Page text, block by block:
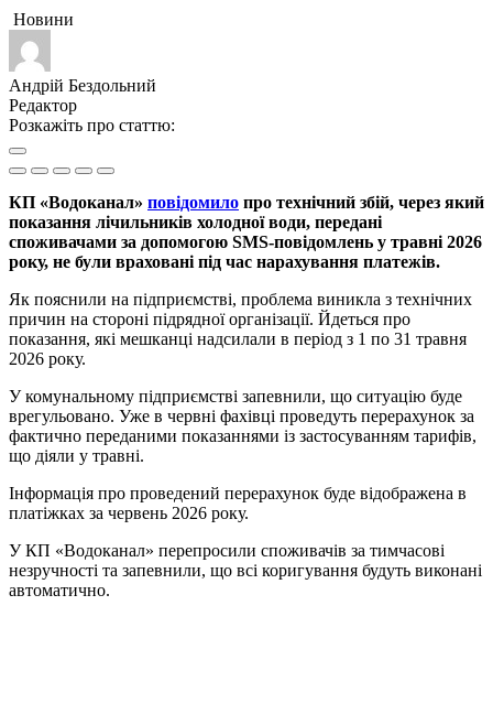
Новини
Андрій Бездольний
Редактор
Розкажіть про статтю:
КП «Водоканал» повідомило про технічний збій, через який
показання лічильників холодної води, передані
споживачами за допомогою SMS-повідомлень у травні 2026
року, не були враховані під час нарахування платежів.
Як пояснили на підприємстві, проблема виникла з технічних
причин на стороні підрядної організації. Йдеться про
показання, які мешканці надсилали в період з 1 по 31 травня
2026 року.
У комунальному підприємстві запевнили, що ситуацію буде
врегульовано. Уже в червні фахівці проведуть перерахунок за
фактично переданими показаннями із застосуванням тарифів,
що діяли у травні.
Інформація про проведений перерахунок буде відображена в
платіжках за червень 2026 року.
У КП «Водоканал» перепросили споживачів за тимчасові
незручності та запевнили, що всі коригування будуть виконані
автоматично.